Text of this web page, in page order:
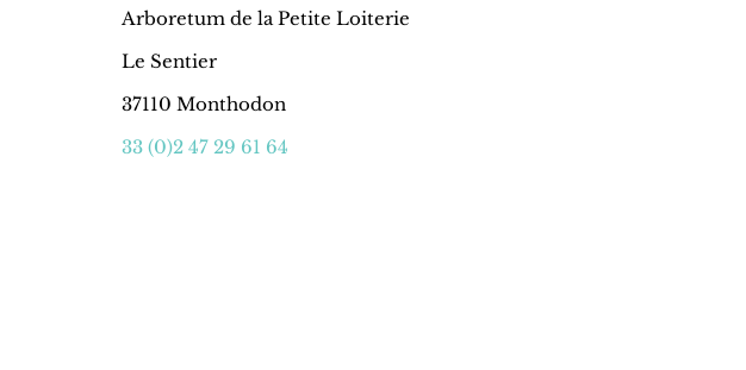
Arboretum de la Petite Loiterie
Le Sentier
37110 Monthodon
33 (0)2 47 29 61 64